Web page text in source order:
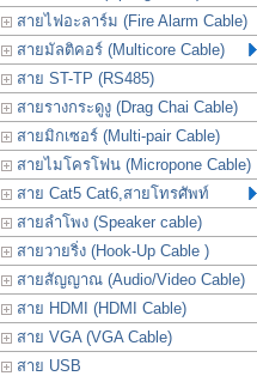
สายไฟอะลาร์ม (Fire Alarm Cable)
สายมัลติคอร์ (Multicore Cable)
สาย ST-TP (RS485)
สายรางกระดูงู (Drag Chai Cable)
สายมิกเซอร์ (Multi-pair Cable)
สายไมโครโฟน (Micropone Cable)
สาย Cat5 Cat6,สายโทรศัพท์
สายลำโพง (Speaker cable)
สายวายริ่ง (Hook-Up Cable )
สายสัญญาณ (Audio/Video Cable)
สาย HDMI (HDMI Cable)
สาย VGA (VGA Cable)
สาย USB